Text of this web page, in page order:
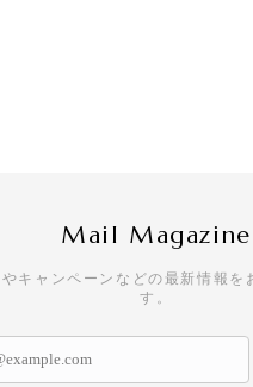
Mail Magazine
キャンペーンなどの最新情報を
す。